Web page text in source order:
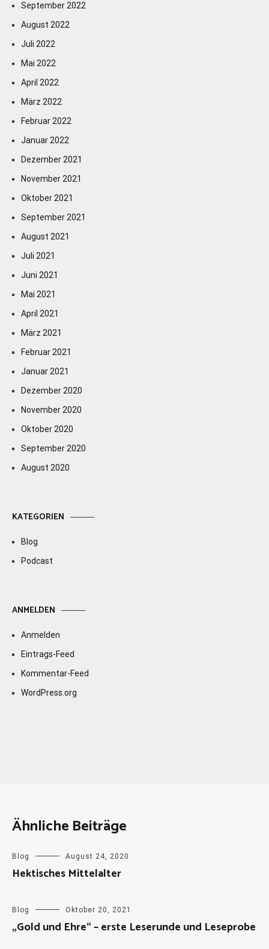
September 2022
August 2022
Juli 2022
Mai 2022
April 2022
März 2022
Februar 2022
Januar 2022
Dezember 2021
November 2021
Oktober 2021
September 2021
August 2021
Juli 2021
Juni 2021
Mai 2021
April 2021
März 2021
Februar 2021
Januar 2021
Dezember 2020
November 2020
Oktober 2020
September 2020
August 2020
KATEGORIEN
Blog
Podcast
ANMELDEN
Anmelden
Eintrags-Feed
Kommentar-Feed
WordPress.org
Ähnliche Beiträge
Blog August 24, 2020
Hektisches Mittelalter
Blog Oktober 20, 2021
„Gold und Ehre“ – erste Leserunde und Leseprobe